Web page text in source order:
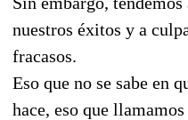
nuestros éxitos y a
fracasos.
Eso que no se sabe en
hace, eso que